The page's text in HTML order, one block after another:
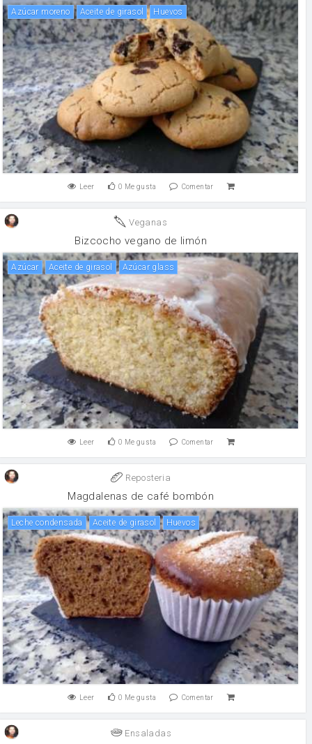
Azúcar moreno aceite de girasol huevos
Leer 0 Me gusta Comentar
Veganas
Bizcocho vegano de limón
Azúcar aceite de girasol Azúcar glass
Leer 0 Me gusta Comentar
Reposteria
Magdalenas de café bombón
leche condensada aceite de girasol huevos
Leer 0 Me gusta Comentar
Ensaladas